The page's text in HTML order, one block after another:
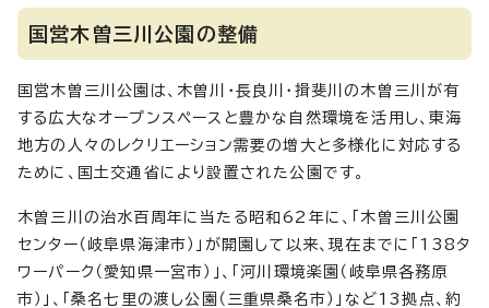
国営木曽三川公園の整備
国営木曽三川公園は、木曽川・長良川・揖斐川の木曽三川が有
する広大なオープンスペースと豊かな自然環境を活用し、東海
地方の人々のレクリエーション需要の増大と多様化に対応する
ために、国土交通省により設置された公園です。
木曽三川の治水百周年に当たる昭和62年に、「木曽三川公園
センター（岐阜県海津市）」が開園して以来、現在までに「138タ
ワーパーク（愛知県一宮市）」、「河川環境楽園（岐阜県各務原
市）」、「桑名七里の渡し公園（三重県桑名市）」など13拠点、約